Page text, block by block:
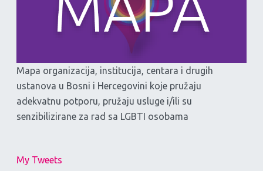
Mapa organizacija, institucija, centara i drugih
ustanova u Bosni i Hercegovini koje pružaju
adekvatnu potporu, pružaju usluge i/ili su
senzibilizirane za rad sa LGBTI osobama
My Tweets